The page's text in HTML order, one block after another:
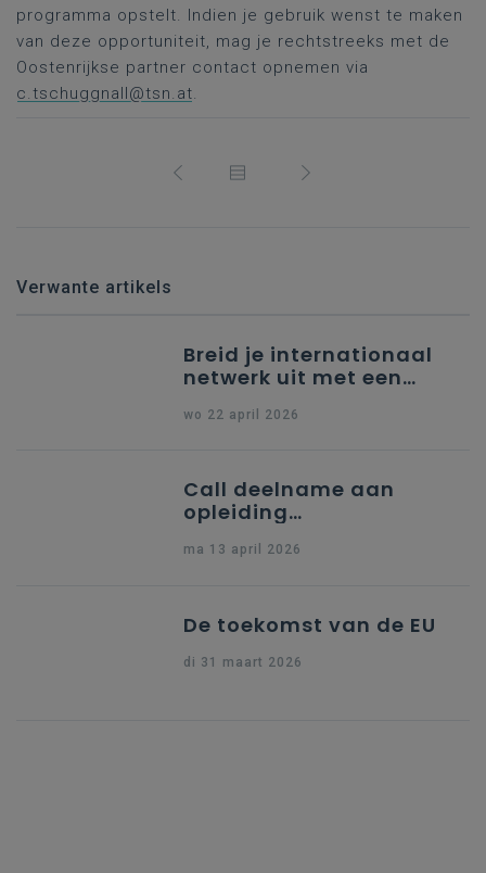
programma opstelt. Indien je gebruik wenst te maken
van deze opportuniteit, mag je rechtstreeks met de
Oostenrijkse partner contact opnemen via
c.tschuggnall@tsn.at.
Verwante artikels
Breid je internationaal
netwerk uit met een
wo 22 april 2026
Call deelname aan
opleiding
indiening Erasmus+ KA1
ma 13 april 2026
De toekomst van de EU
di 31 maart 2026